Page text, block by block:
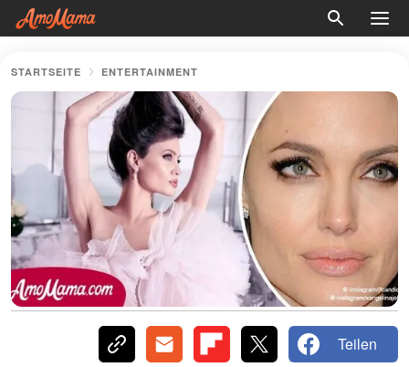
STARTSEITE ENTERTAINMENT
Teilen